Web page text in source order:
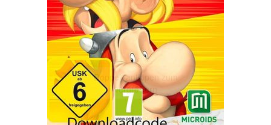
Doppelt antippen zum
vergrößern